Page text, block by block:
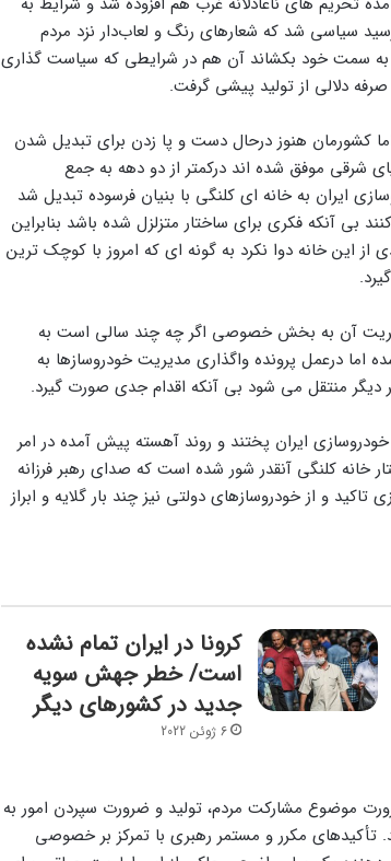
سیاسی شد که شعارهای رنگ و لعاب‌دار نزد مردم
به سمت خود بکشاند آن هم در شرایطی که سیاست گذاری
دلالی از تولید پیشی گرفت.
کشورمان هنوز درحال دست و پا زدن برای تبدیل شدن
شرقی موفق شده اند درکمتر از دو دهه به جمع
ایران به خانه ای کلنگی با بنیان فرسوده تبدیل شد
بی آنکه فکری برای ساختار متزلزل شده باشد بنابراین
این خانه دوا نکرد به گونه ای که امروز با کوچک ترین
مدیریت آن به بخش خصوصی اگر چه چند سالی است به
اما درعمل پرونده واگذاری مدیریت خودروسازها به
منتقل می شود بی آنکه اقدام جدی صورت گیرد.
ایران پختند و روند آهسته پیش آمده در امر
کلنگی آنقدر شور شده است که صدای رهبر فرزانه
و از خودروسازهای دولتی نیز چند بار گلایه و ابراز
کرونا در ایران تمام نشده
است/ خطر جهش سویه
جدید در کشورهای دیگر
6 ژوئن 2022
ضرورت موضوع مشارکت مردم، تولید و ضرورت سپردن امور به
تأکیدهای مکرر و مستمر رهبری با تمرکز بر خصوصی